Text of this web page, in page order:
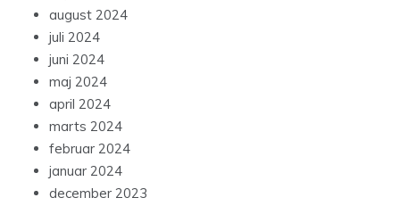
august 2024
juli 2024
juni 2024
maj 2024
april 2024
marts 2024
februar 2024
januar 2024
december 2023